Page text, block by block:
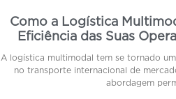
Como a Logística
Eficiência das Suas
A logística multimodal tem se tornado
no transporte internacional de
abordagem